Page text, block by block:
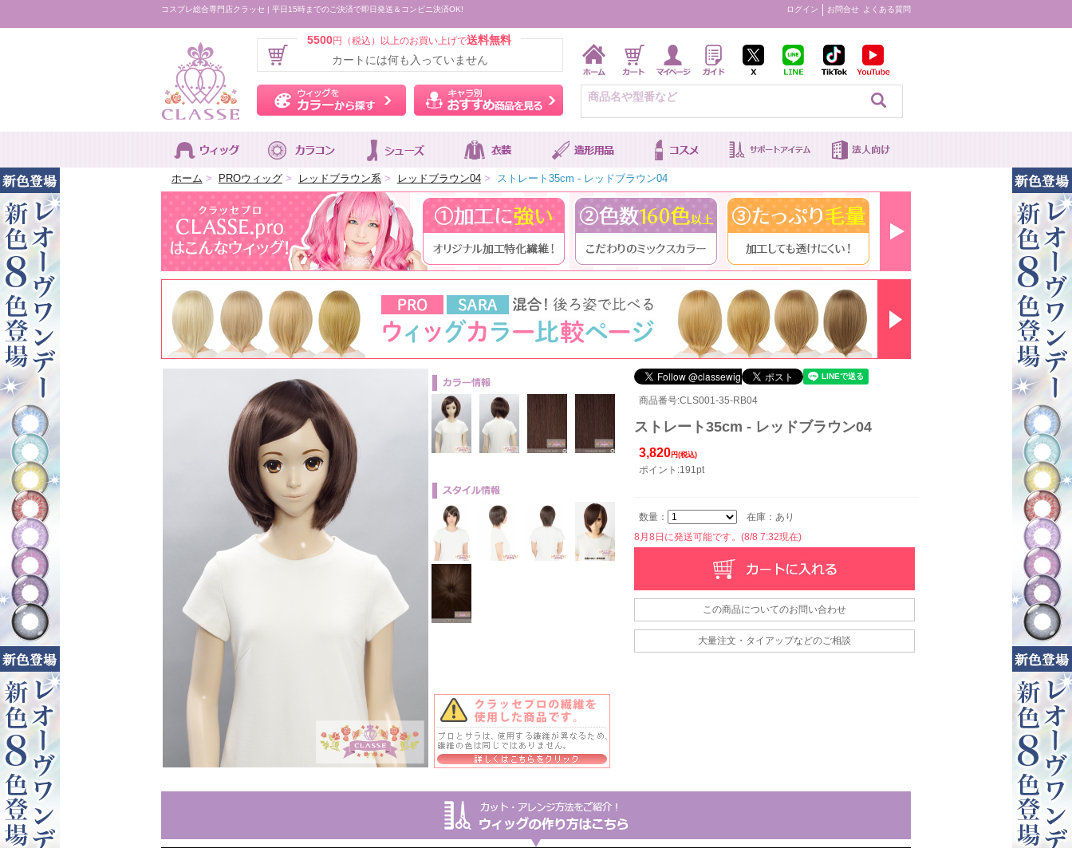
コスプレ総合専門店クラッセ | 平日15時までのご決済で即日発送＆コンビニ決済OK! ログイン お問合せ よくある質問
5500円（税込）以上のお買い上げで送料無料
カートには何も入っていません
ウィッグをカラーから探す キャラ別おすすめ商品を見る
ホーム > PROウィッグ > レッドブラウン系 > レッドブラウン04 > ストレート35cm - レッドブラウン04
商品番号:CLS001-35-RB04
ストレート35cm - レッドブラウン04
3,820 円(税込)
ポイント:191pt
数量：
在庫：あり
8月8日に発送可能です。(8/8 7:32現在)
この商品についてのお問い合わせ
大量注文・タイアップなどのご相談